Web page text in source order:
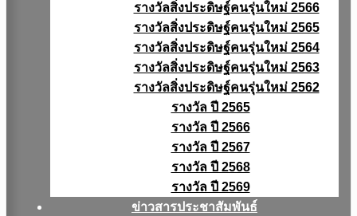
รางวัลสิ่งประดิษฐ์คนรุ่นใหม่ 2566
รางวัลสิ่งประดิษฐ์คนรุ่นใหม่ 2565
รางวัลสิ่งประดิษฐ์คนรุ่นใหม่ 2564
รางวัลสิ่งประดิษฐ์คนรุ่นใหม่ 2563
รางวัลสิ่งประดิษฐ์คนรุ่นใหม่ 2562
รางวัล ปี 2565
รางวัล ปี 2566
รางวัล ปี 2567
รางวัล ปี 2568
รางวัล ปี 2569
ข่าวสารประชาสัมพันธ์